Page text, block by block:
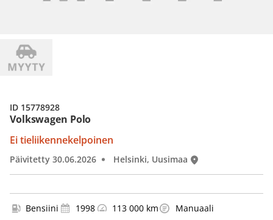
Volkswagen Polo
Ei tieliikennekelpoinen
Päivitetty 30.06.2026 Helsinki, Uusimaa
ID 15778928
Bensiini 1998 113 000 km Manuaali